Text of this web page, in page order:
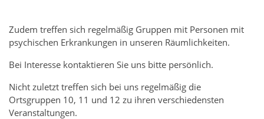
Zudem treffen sich regelmäßig Gruppen mit Personen mit
psychischen Erkrankungen in unseren Räumlichkeiten.
Bei Interesse kontaktieren Sie uns bitte persönlich.
Nicht zuletzt treffen sich bei uns regelmäßig die
Ortsgruppen 10, 11 und 12 zu ihren verschiedensten
Veranstaltungen.